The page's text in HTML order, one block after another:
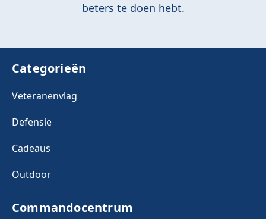
beters te doen hebt.
Categorieën
Veteranenvlag
Defensie
Cadeaus
Outdoor
Commandocentrum